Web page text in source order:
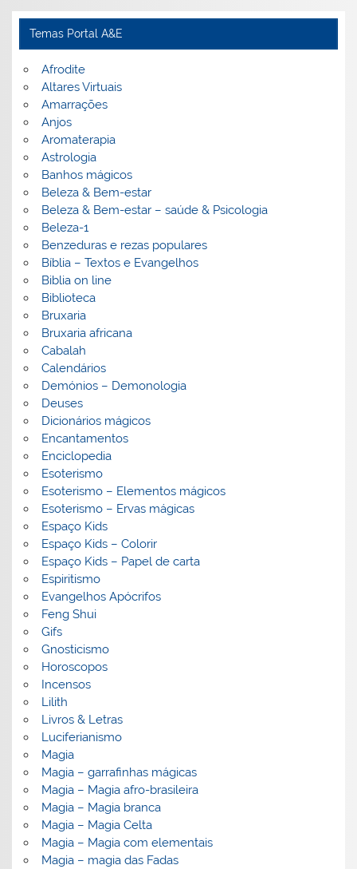
Temas Portal A&E
Afrodite
Altares Virtuais
Amarrações
Anjos
Aromaterapia
Astrologia
Banhos mágicos
Beleza & Bem-estar
Beleza & Bem-estar – saúde & Psicologia
Beleza-1
Benzeduras e rezas populares
Bíblia – Textos e Evangelhos
Biblia on line
Biblioteca
Bruxaria
Bruxaria africana
Cabalah
Calendários
Demónios – Demonologia
Deuses
Dicionários mágicos
Encantamentos
Enciclopedia
Esoterismo
Esoterismo – Elementos mágicos
Esoterismo – Ervas mágicas
Espaço Kids
Espaço Kids – Colorir
Espaço Kids – Papel de carta
Espiritismo
Evangelhos Apócrifos
Feng Shui
Gifs
Gnosticismo
Horoscopos
Incensos
Lilith
Livros & Letras
Luciferianismo
Magia
Magia – garrafinhas mágicas
Magia – Magia afro-brasileira
Magia – Magia branca
Magia – Magia Celta
Magia – Magia com elementais
Magia – magia das Fadas